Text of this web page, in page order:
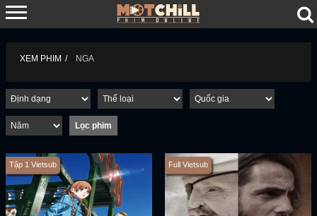
XEM PHIM NGA
Tập 1 Vietsub Full Vietsub